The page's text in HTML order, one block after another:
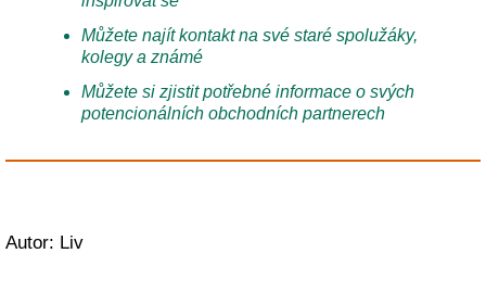
Můžete najít kontakt na své staré spolužáky,
kolegy a známé
Můžete si zjistit potřebné informace o svých
potencionálních obchodních partnerech
Autor: Liv